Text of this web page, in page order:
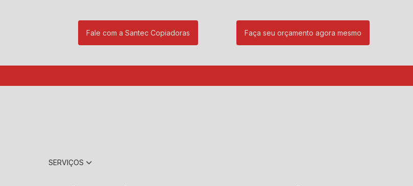
Fale com a Santec Copiadoras Faça seu orçamento agora mesmo
SERVIÇOS